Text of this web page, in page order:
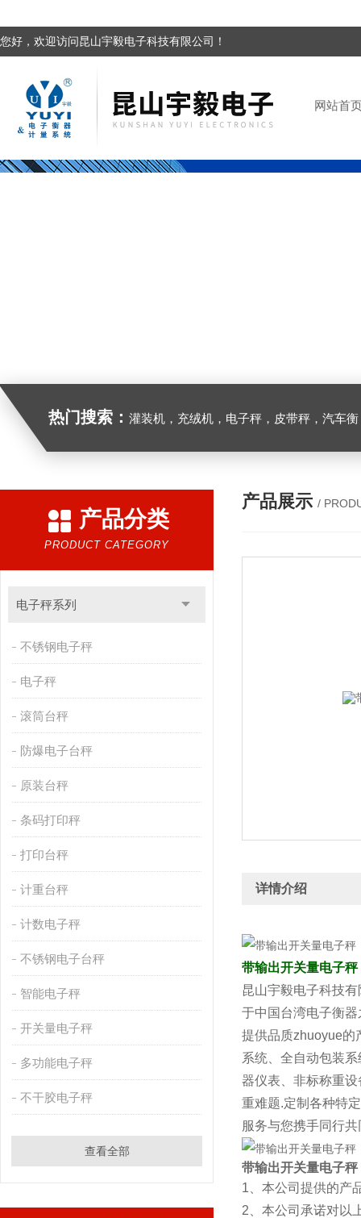
您好，欢迎访问昆山宇毅电子科技有限公司！
网站首
热门搜索： 灌装机，充绒机，电子秤，皮带秤，汽车
产品分类
PRODUCT CATEGORY
电子秤系列
不锈钢电子秤
电子秤
滚筒台秤
防爆电子台秤
原装台秤
条码打印秤
打印台秤
计重台秤
计数电子秤
不锈钢电子台秤
智能电子秤
开关量电子秤
多功能电子秤
不干胶电子秤
查看全部
产品展示 /
详情介绍
带输出开关量电子秤
昆山宇毅电子科技
于中国台湾电子衡
提供品质zhuoyue的
系统、全自动包装
器仪表、非标称重
重难题.定制各种特
服务与您携手同行
带输出开关量电子秤
1、本公司提供的产
2、本公司承诺对以